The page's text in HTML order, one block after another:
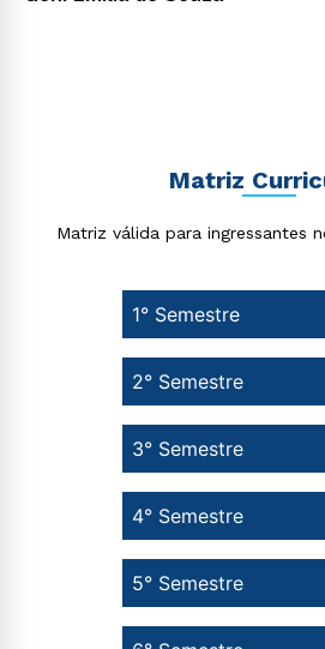
Matriz
Matriz válida para ingressantes
1° Semestre
5° Semestre
4° Semestre
3° Semestre
2° Semestre
autorizo que meus dados sejam